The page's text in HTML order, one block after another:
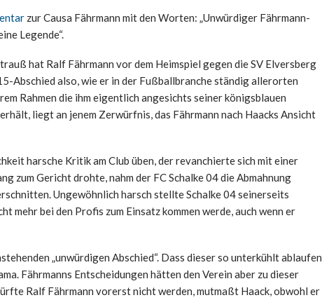
zur Causa Fährmann mit den Worten: „Unwürdiger Fährmann-
Legende“.
hat Ralf Fährmann vor dem Heimspiel gegen die SV Elversberg
Abschied also, wie er in der Fußballbranche ständig allerorten
Rahmen die ihm eigentlich angesichts seiner königsblauen
liegt an jenem Zerwürfnis, das Fährmann nach Haacks Ansicht
harsche Kritik am Club üben, der revanchierte sich mit einer
zum Gericht drohte, nahm der FC Schalke 04 die Abmahnung
Ungewöhnlich harsch stellte Schalke 04 seinerseits
mehr bei den Profis zum Einsatz kommen werde, auch wenn er
„unwürdigen Abschied“. Dass dieser so unterkühlt ablaufen
Fährmanns Entscheidungen hätten den Verein aber zu dieser
Ralf Fährmann vorerst nicht werden, mutmaßt Haack, obwohl er